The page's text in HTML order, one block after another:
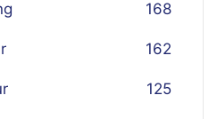
168
162
125